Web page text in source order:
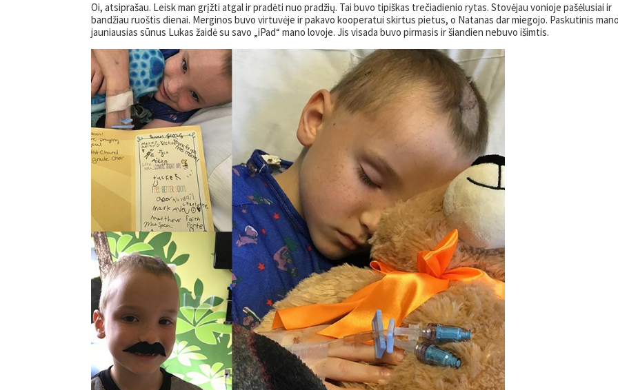
Oi, atsiprašau. Leisk man grįžti atgal ir pradėti nuo pradžių. Tai buvo tipiškas trečiadienio rytas. Stovėjau vonioje pašėlusiai ir
bandžiau ruoštis dienai. Merginos buvo virtuvėje ir pakavo kooperatui skirtus pietus, o Natanas dar miegojo. Paskutinis mano
jauniausias sūnus Lukas žaidė su savo „iPad“ mano lovoje. Jis visada buvo pirmasis ir šiandien nebuvo išimtis.